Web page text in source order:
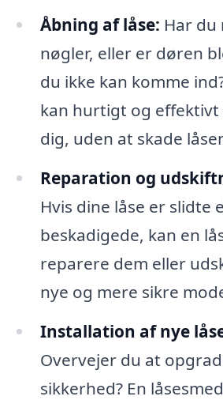
Åbning af låse: Har du
nøgler, eller er døren
du ikke kan komme
kan hurtigt og
dig, uden at skade
Reparation og
Hvis dine låse er slidte
beskadigede, kan en
reparere dem eller
nye og mere sikre
Installation af nye
Overvejer du at
sikkerhed? En